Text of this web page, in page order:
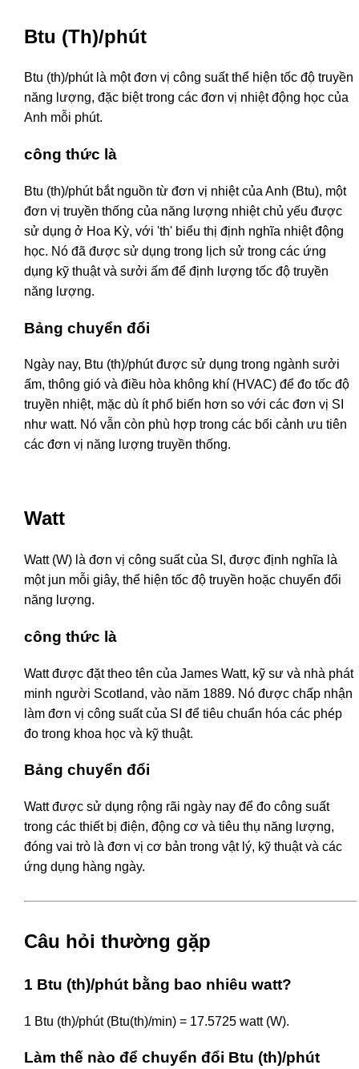
Btu (Th)/phút
Btu (th)/phút là một đơn vị công suất thể hiện tốc độ truyền
năng lượng, đặc biệt trong các đơn vị nhiệt động học của
Anh mỗi phút.
công thức là
Btu (th)/phút bắt nguồn từ đơn vị nhiệt của Anh (Btu), một
đơn vị truyền thống của năng lượng nhiệt chủ yếu được
sử dụng ở Hoa Kỳ, với 'th' biểu thị định nghĩa nhiệt động
học. Nó đã được sử dụng trong lịch sử trong các ứng
dụng kỹ thuật và sưởi ấm để định lượng tốc độ truyền
năng lượng.
Bảng chuyển đổi
Ngày nay, Btu (th)/phút được sử dụng trong ngành sưởi
ấm, thông gió và điều hòa không khí (HVAC) để đo tốc độ
truyền nhiệt, mặc dù ít phổ biến hơn so với các đơn vị SI
như watt. Nó vẫn còn phù hợp trong các bối cảnh ưu tiên
các đơn vị năng lượng truyền thống.
Watt
Watt (W) là đơn vị công suất của SI, được định nghĩa là
một jun mỗi giây, thể hiện tốc độ truyền hoặc chuyển đổi
năng lượng.
công thức là
Watt được đặt theo tên của James Watt, kỹ sư và nhà phát
minh người Scotland, vào năm 1889. Nó được chấp nhận
làm đơn vị công suất của SI để tiêu chuẩn hóa các phép
đo trong khoa học và kỹ thuật.
Bảng chuyển đổi
Watt được sử dụng rộng rãi ngày nay để đo công suất
trong các thiết bị điện, động cơ và tiêu thụ năng lượng,
đóng vai trò là đơn vị cơ bản trong vật lý, kỹ thuật và các
ứng dụng hàng ngày.
Câu hỏi thường gặp
1 Btu (th)/phút bằng bao nhiêu watt?
1 Btu (th)/phút (Btu(th)/min) = 17.5725 watt (W).
Làm thế nào để chuyển đổi Btu (th)/phút